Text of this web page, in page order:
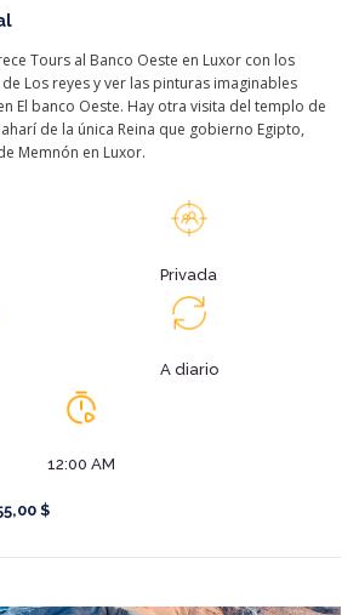
Tours al Banco Oeste en Luxor con los
Los reyes y ver las pinturas imaginables
El banco Oeste. Hay otra visita del templo de
de la única Reina que gobierno Egipto,
Memnón en Luxor.
Privada
A diario
12:00 AM
$